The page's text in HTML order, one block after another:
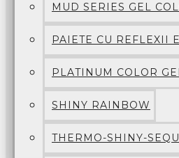
MUD SERIES GEL
PAIETE CU REFLEXII
PLATINUM COLOR
SHINY RAINBOW
THERMO-SHINY-